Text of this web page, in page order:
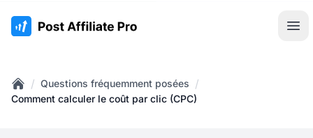
:site.title
Home
/ Questions fréquemment posées /
Comment calculer le coût par clic (CPC)